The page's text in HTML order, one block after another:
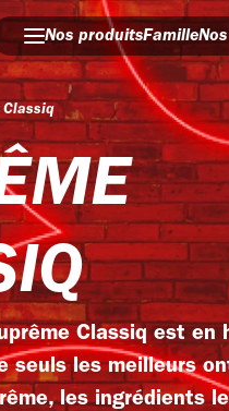
Nos produitsFamille
Classiq
Classiq est en
seuls les meilleurs
les ingrédients